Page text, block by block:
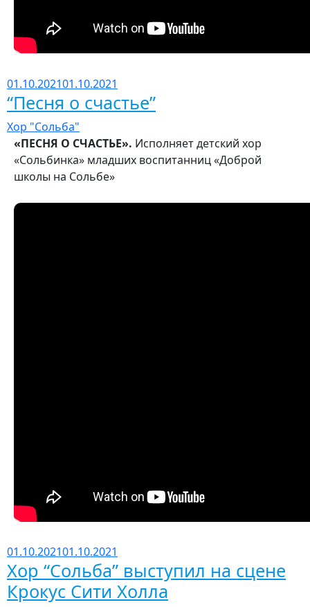
01.10.202101.10.2021
“Песня о счастье”
Хор "Сольба"
«ПЕСНЯ О СЧАСТЬЕ». Исполняет детский хор
«Сольбинка» младших воспитанниц «Доброй
школы на Сольбе»
01.10.202101.10.2021
Хор “Сольба” выступил на сцене
Крокус Сити Холла